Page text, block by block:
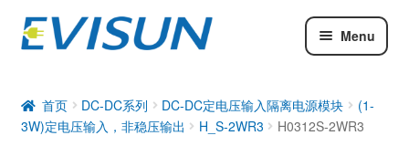
Menu
DC-DC系列
工业通信模块
首页 DC-DC系列 DC-DC定电压输入隔离电源模块
(1-
3W)定电压输入，非稳压输出
H_S-2WR3 H0312S-2WR3